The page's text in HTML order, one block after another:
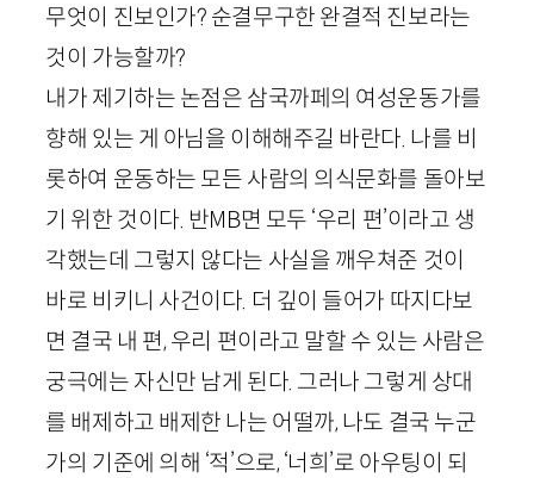
무엇이 진보인가? 순결무구한 완결적 진보라는
것이 가능할까?
내가 제기하는 논점은 삼국까페의 여성운동가를
향해 있는 게 아님을 이해해주길 바란다. 나를 비
롯하여 운동하는 모든 사람의 의식문화를 돌아보
기 위한 것이다. 반MB면 모두 ‘우리 편’이라고 생
각했는데 그렇지 않다는 사실을 깨우쳐준 것이
바로 비키니 사건이다. 더 깊이 들어가 따지다보
면 결국 내 편, 우리 편이라고 말할 수 있는 사람은
궁극에는 자신만 남게 된다. 그러나 그렇게 상대
를 배제하고 배제한 나는 어떨까, 나도 결국 누군
가의 기준에 의해 ‘적’으로, ‘너희’로 아우팅이 되